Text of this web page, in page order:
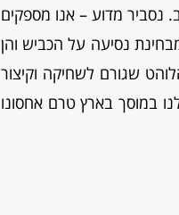
מדוע – אנו מספקים
נסיעה על הכביש והן
שגורם לשחיקה וקיצור
במוסך בארץ טרם אחסונו